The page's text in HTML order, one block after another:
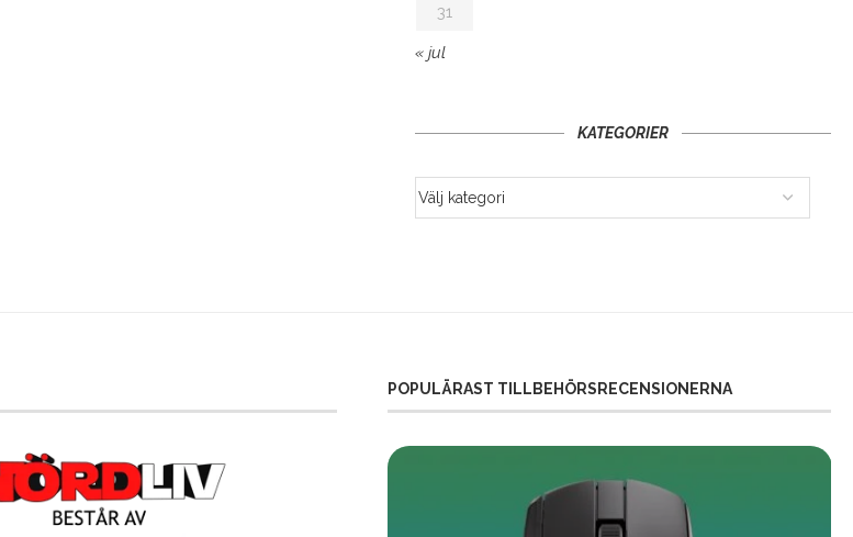
31
« jul
KATEGORIER
POPULÄRAST TILLBEHÖRSRECENSIONERNA